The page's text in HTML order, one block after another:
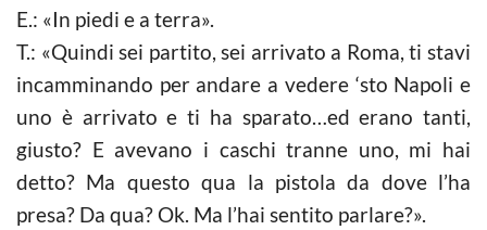
E.: «In piedi e a terra».
T.: «Quindi sei partito, sei arrivato a Roma, ti stavi
incamminando per andare a vedere ‘sto Napoli e
uno è arrivato e ti ha sparato…ed erano tanti,
giusto? E avevano i caschi tranne uno, mi hai
detto? Ma questo qua la pistola da dove l’ha
presa? Da qua? Ok. Ma l’hai sentito parlare?».